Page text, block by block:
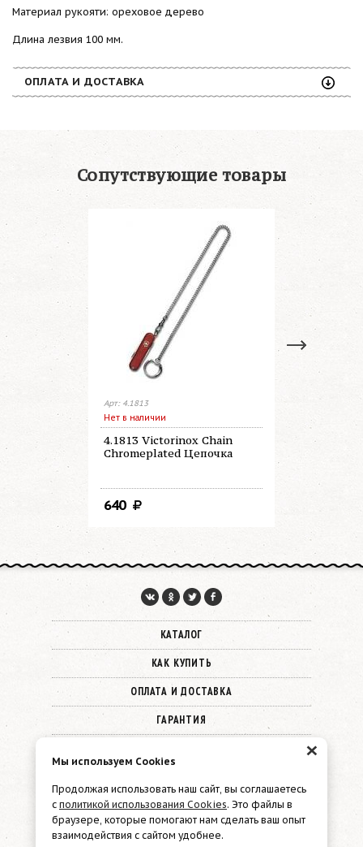
Материал рукояти: ореховое дерево
Длина лезвия 100 мм.
ОПЛАТА И ДОСТАВКА
Сопутствующие товары
Арт: 4.1813
Нет в наличии
4.1813 Victorinox Chain
Chromeplated Цепочка
640
В наличии
4.1814
КАТАЛОГ
КАК КУПИТЬ
ОПЛАТА И ДОСТАВКА
ГАРАНТИЯ
© 2026 Must Have
Политика конфиденциальности
×
Мы используем Cookies
Продолжая использовать наш сайт, вы соглашаетесь
с политикой использования Cookies. Это файлы в
браузере, которые помогают нам сделать ваш опыт
взаимодействия с сайтом удобнее.